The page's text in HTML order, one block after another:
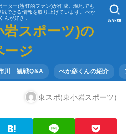
ター(熱狂的ファン)が作成。現地でも
できる情報を取り上げています。べか
んが好き。
スポーツ)の
ージ
川 観戦Q&A べか彦くんの紹介
SEARCH
東スポ(東小岩スポーツ)